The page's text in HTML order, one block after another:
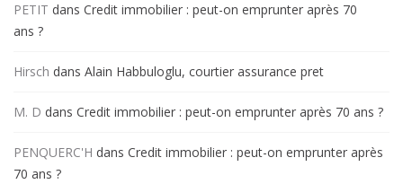
PETIT dans Credit immobilier : peut-on emprunter après 70
ans ?
Hirsch dans Alain Habbuloglu, courtier assurance pret
M. D dans Credit immobilier : peut-on emprunter après 70 ans ?
PENQUERC'H dans Credit immobilier : peut-on emprunter après
70 ans ?